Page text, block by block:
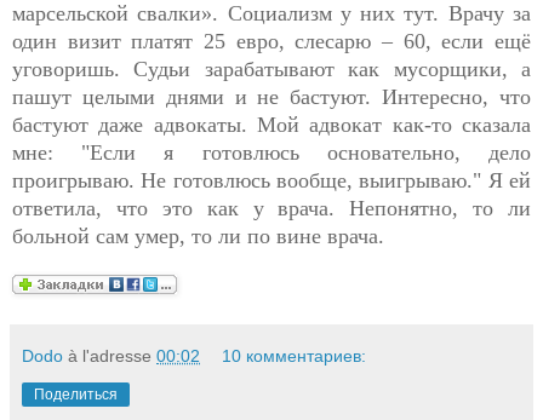
марсельской свалки». Социализм у них тут. Врачу за
один визит платят 25 евро, слесарю – 60, если ещё
уговоришь. Судьи зарабатывают как мусорщики, а
пашут целыми днями и не бастуют. Интересно, что
бастуют даже адвокаты. Мой адвокат как-то сказала
мне: "Если я готовлюсь основательно, дело
проигрываю. Не готовлюсь вообще, выигрываю." Я ей
ответила, что это как у врача. Непонятно, то ли
больной сам умер, то ли по вине врача.
Dodo à l'adresse 00:02 10 комментариев:
Поделиться